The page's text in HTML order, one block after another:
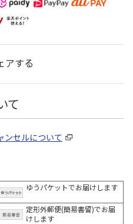
アする
て
ンセルについて
ゆうパケットでお届けします
定形外郵便(簡易書留)でお届
けします